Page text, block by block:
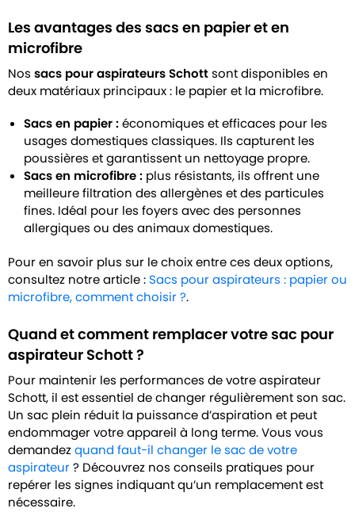
Les avantages des sacs en papier et en
microfibre
Nos sacs pour aspirateurs Schottsont disponibles en
deux matériaux principaux : le papier et la microfibre.
Sacs en papier :économiques et efficaces pour les
usages domestiques classiques. Ils capturent les
poussières et garantissent un nettoyage propre.
Sacs en microfibre : plus résistants, ils offrent une
meilleure filtration des allergènes et des particules
fines. Idéal pour les foyers avec des personnes
allergiques ou des animaux domestiques.
Pour en savoir plus sur le choix entre ces deux options,
consultez notre article : Sacs pour aspirateurs : papier ou
microfibre, comment choisir ?.
Quand et comment remplacer votre sac pour
aspirateur Schott ?
Pour maintenir les performances de votre aspirateur
Schott, il est essentiel de changer régulièrement son sac.
Un sac plein réduit la puissance d’aspiration et peut
endommager votre appareil à long terme. Vous vous
demandezquand faut-il changer le sac de votre
aspirateur? Découvrez nos conseils pratiques pour
repérer les signes indiquant qu’un remplacement est
nécessaire.